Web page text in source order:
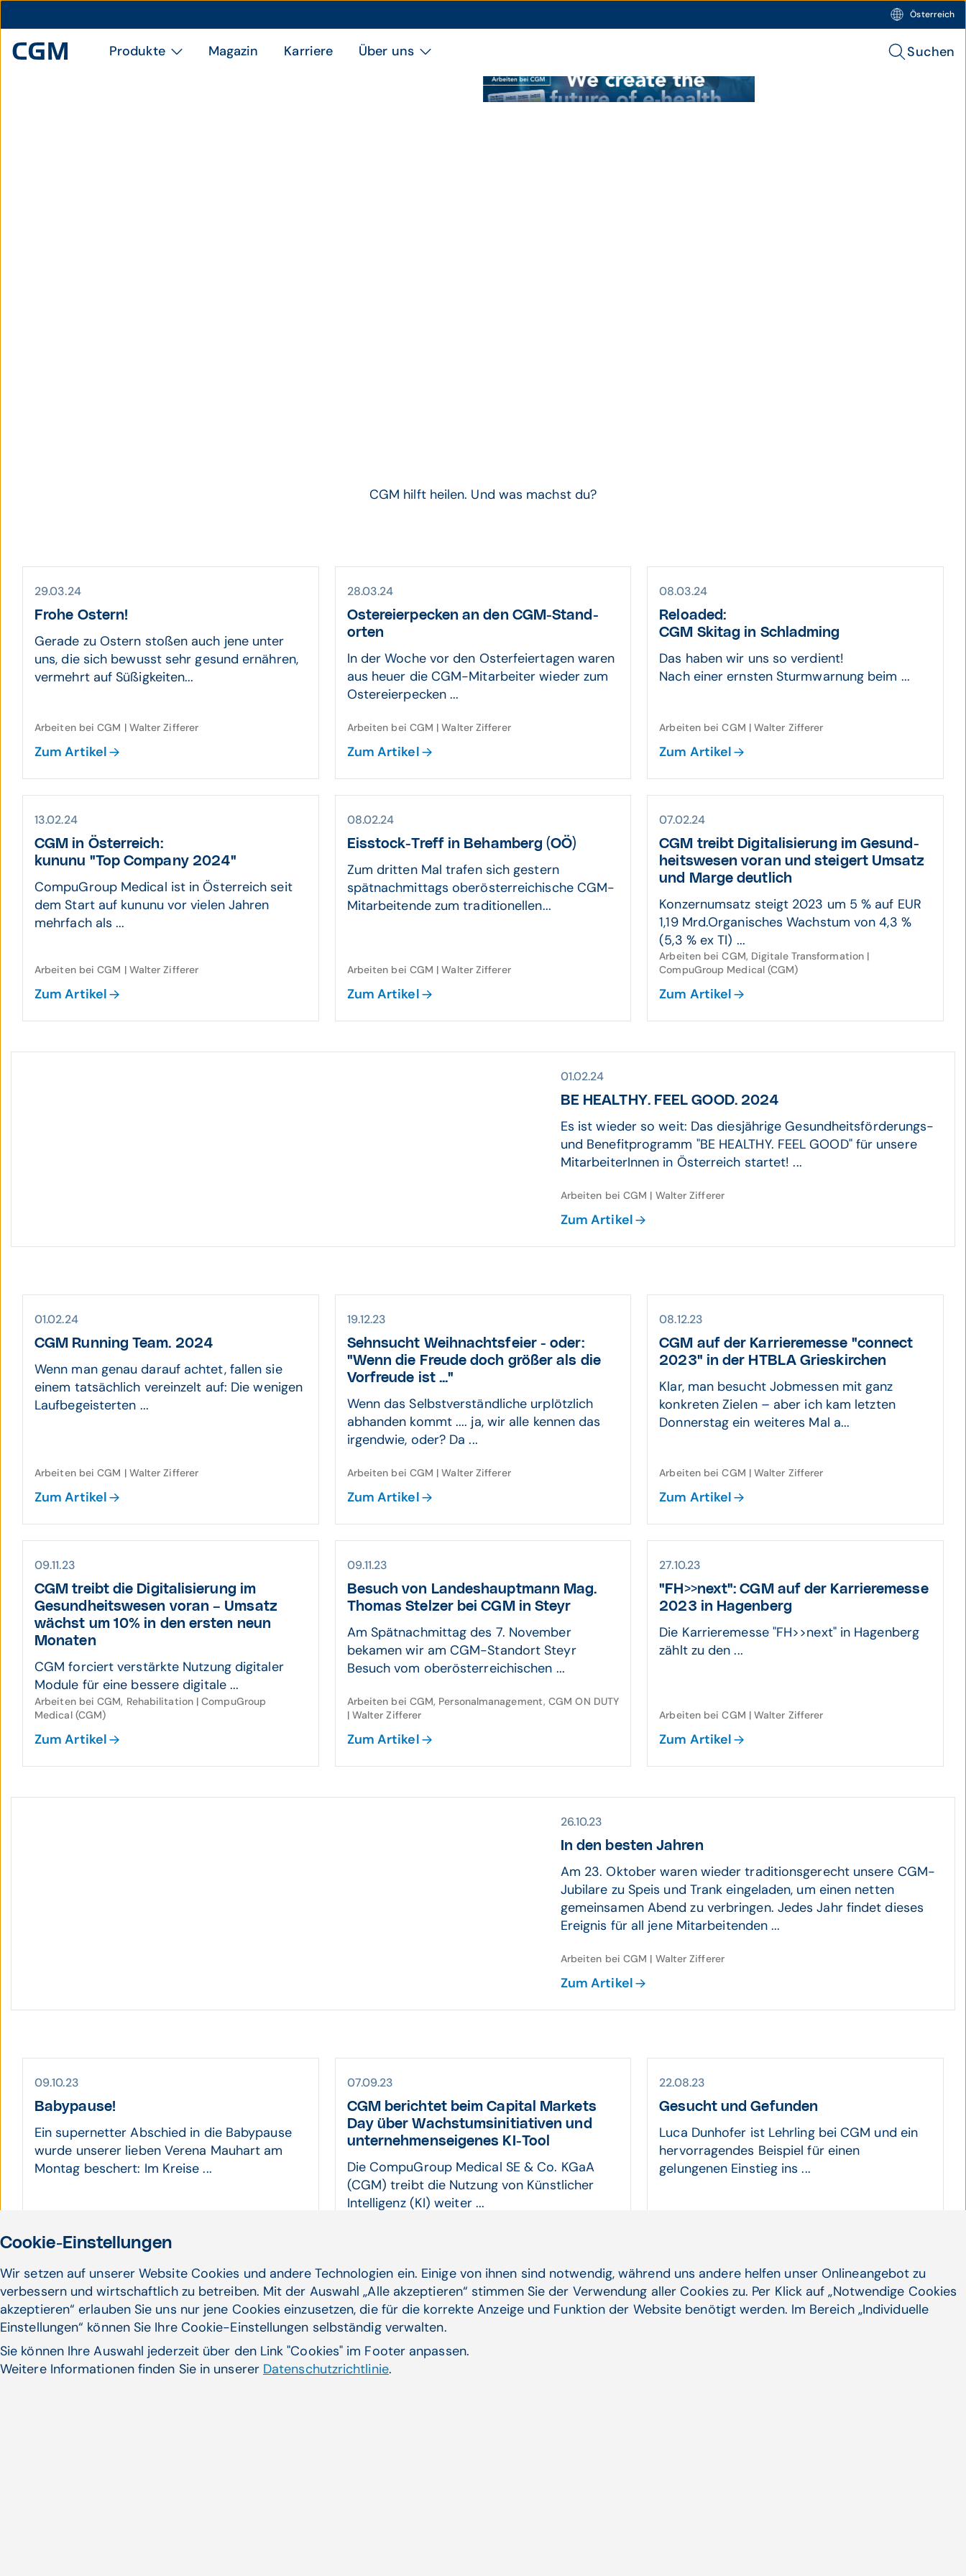
Österreich
Produkte Magazin Karriere Über uns Suchen
"We create the future of e-health" Header 2025.
CGM hilft heilen. Und was machst du?
29.03.24
Frohe Ostern!
Gerade zu Ostern stoßen auch jene unter
uns, die sich bewusst sehr gesund ernähren,
vermehrt auf Süßigkeiten...
Arbeiten bei CGM | Walter Zifferer
Zum Artikel
28.03.24
Oster­eier­pecken an den CGM-Stand­
orten
In der Woche vor den Osterfeiertagen waren
aus heuer die CGM-Mitarbeiter wieder zum
Ostereierpecken ...
Arbeiten bei CGM | Walter Zifferer
Zum Artikel
08.03.24
Reloaded:
CGM Ski­tag in Schladming
Das haben wir uns so verdient!
Nach einer ernsten Sturmwarnung beim ...
Arbeiten bei CGM | Walter Zifferer
Zum Artikel
13.02.24
CGM in Österreich:
kununu "Top Company 2024"
CompuGroup Medical ist in Österreich seit
dem Start auf kununu vor vielen Jahren
mehrfach als ...
Arbeiten bei CGM | Walter Zifferer
Zum Artikel
08.02.24
Eisstock-Treff in Behamberg (OÖ)
Zum dritten Mal trafen sich gestern
spätnachmittags oberösterreichische CGM-
Mitarbeitende zum traditionellen...
Arbeiten bei CGM | Walter Zifferer
Zum Artikel
07.02.24
CGM treibt Digitali­sierung im Gesund­
heits­wesen voran und steigert Umsatz
und Marge deutlich
Konzernumsatz steigt 2023 um 5 % auf EUR
1,19 Mrd.Organisches Wachstum von 4,3 %
(5,3 % ex TI) ...
Arbeiten bei CGM, Digitale Transformation |
CompuGroup Medical (CGM)
Zum Artikel
01.02.24
BE HEALTHY. FEEL GOOD. 2024
Es ist wieder so weit: Das diesjährige Gesundheitsförderungs-
und Benefitprogramm "BE HEALTHY. FEEL GOOD" für unsere
MitarbeiterInnen in Österreich startet! ...
Arbeiten bei CGM | Walter Zifferer
Zum Artikel
01.02.24
CGM Running Team. 2024
Wenn man genau darauf achtet, fallen sie
einem tatsächlich vereinzelt auf: Die wenigen
Laufbegeisterten ...
Arbeiten bei CGM | Walter Zifferer
Zum Artikel
19.12.23
Sehnsucht Weih­nachts­feier - oder:
"Wenn die Freude doch größer als die
Vor­freude ist ..."
Wenn das Selbstverständliche urplötzlich
abhanden kommt .... ja, wir alle kennen das
irgendwie, oder? Da ...
Arbeiten bei CGM | Walter Zifferer
Zum Artikel
08.12.23
CGM auf der Karriere­messe "connect
2023" in der HTBLA Gries­kirchen
Klar, man besucht Jobmessen mit ganz
konkreten Zielen – aber ich kam letzten
Donnerstag ein weiteres Mal a...
Arbeiten bei CGM | Walter Zifferer
Zum Artikel
09.11.23
CGM treibt die Digitali­sierung im
Gesund­heits­wesen voran – Umsatz
wächst um 10% in den ersten neun
Monaten
CGM forciert verstärkte Nutzung digitaler
Module für eine bessere digitale ...
Arbeiten bei CGM, Rehabilitation | CompuGroup
Medical (CGM)
Zum Artikel
09.11.23
Besuch von Landes­haupt­mann Mag.
Thomas Stelzer bei CGM in Steyr
Am Spätnachmittag des 7. November
bekamen wir am CGM-Standort Steyr
Besuch vom oberösterreichischen ...
Arbeiten bei CGM, Personalmanagement, CGM ON DUTY
| Walter Zifferer
Zum Artikel
27.10.23
"FH>>next": CGM auf der Karriere­messe
2023 in Hagen­berg
Die Karrieremesse "FH>>next" in Hagenberg
zählt zu den ...
Arbeiten bei CGM | Walter Zifferer
Zum Artikel
26.10.23
In den besten Jahren
Am 23. Oktober waren wieder traditionsgerecht unsere CGM-
Jubilare zu Speis und Trank eingeladen, um einen netten
gemeinsamen Abend zu verbringen. Jedes Jahr findet dieses
Ereignis für all jene Mitarbeitenden ...
Arbeiten bei CGM | Walter Zifferer
Zum Artikel
09.10.23
Babypause!
Ein supernetter Abschied in die Babypause
wurde unserer lieben Verena Mauhart am
Montag beschert: Im Kreise ...
Arbeiten bei CGM | Walter Zifferer
07.09.23
CGM berichtet beim Capital Markets
Day über Wachs­tums­initia­tiven und
unter­nehmens­eigenes KI-Tool
Die CompuGroup Medical SE & Co. KGaA
(CGM) treibt die Nutzung von Künstlicher
Intelligenz (KI) weiter ...
22.08.23
Gesucht und Gefunden
Luca Dunhofer ist Lehrling bei CGM und ein
hervorragendes Beispiel für einen
gelungenen Einstieg ins ...
10.08.23
CGM mit hohem profitablem Wachstum
im zweiten Quartal
10.08.23
CGM startet KI-Initiative zur Verbes­
serung von IT-Pro­dukten und -
Cookie-Einstellungen
Wir setzen auf unserer Website Cookies und andere Technologien ein. Einige von ihnen sind notwendig, während uns andere helfen unser Onlineangebot zu
verbessern und wirtschaftlich zu betreiben. Mit der Auswahl „Alle akzeptieren“ stimmen Sie der Verwendung aller Cookies zu. Per Klick auf „Notwendige Cookies
akzeptieren“ erlauben Sie uns nur jene Cookies einzusetzen, die für die korrekte Anzeige und Funktion der Website benötigt werden. Im Bereich „Individuelle
Einstellungen“ können Sie Ihre Cookie-Einstellungen selbständig verwalten.
Sie können Ihre Auswahl jederzeit über den Link "Cookies" im Footer anpassen.
Weitere Informationen finden Sie in unserer Datenschutzrichtlinie.